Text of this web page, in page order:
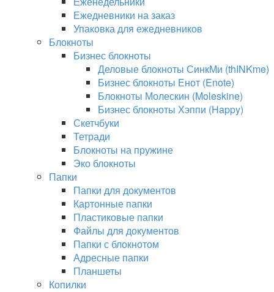
Ежедневники на заказ
Упаковка для ежедневников
Блокноты
Бизнес блокноты
Деловые блокноты СинкМи (thINKme)
Бизнес блокноты Енот (Enote)
Блокноты Молескин (Moleskine)
Бизнес блокноты Хэппи (Happy)
Скетчбуки
Тетради
Блокноты на пружине
Эко блокноты
Папки
Папки для документов
Картонные папки
Пластиковые папки
Файлы для документов
Папки с блокнотом
Адресные папки
Планшеты
Копилки